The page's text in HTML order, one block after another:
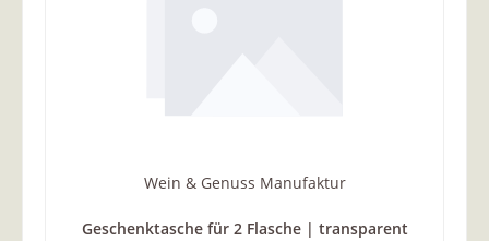
Wein & Genuss Manufaktur
Geschenktasche für 2 Flasche | transparent